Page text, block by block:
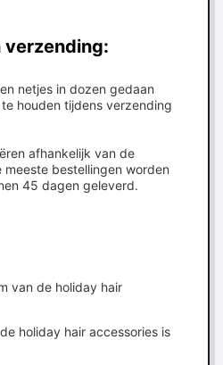
netjes in dozen gedaan
houden tijdens verzending
afhankelijk van de
meeste bestellingen worden
45 dagen geleverd.
van de holiday hair
holiday hair accessories is